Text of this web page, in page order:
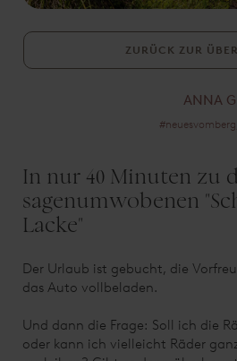
ZURÜCK ZUR
ANNA
In nur 40 Minuten zu
sagenumwobenen
Lacke"
Der Urlaub ist gebucht, die
das Auto vollbeladen.
Und dann die Frage: Soll ich die
oder kann ich vielleicht Räder